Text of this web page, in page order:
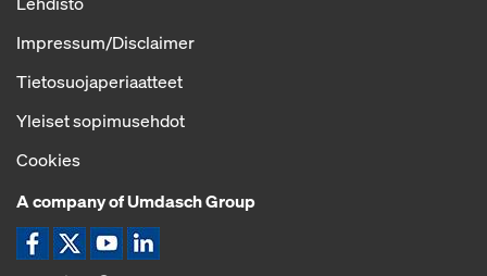
Impressum/Disclaimer
Tietosuojaperiaatteet
Yleiset sopimusehdot
Cookies
A company of Umdasch Group
Kuvake Facebook
Kuvake Twitter
Kuvake YouTube
Kuvake LinkedIn